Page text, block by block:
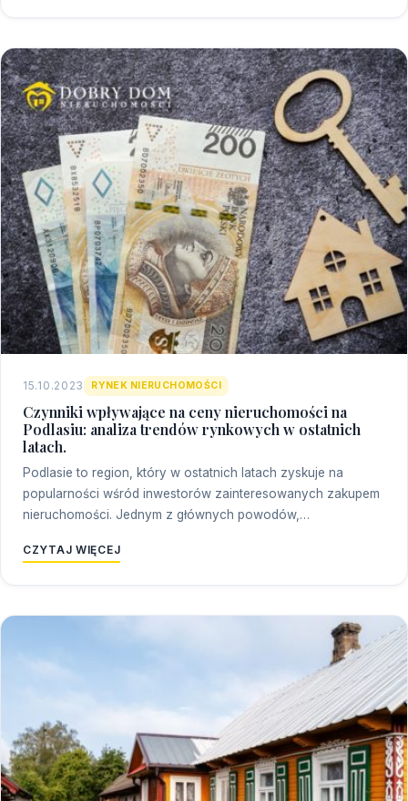
15.10.2023 RYNEK NIERUCHOMOŚCI
Czynniki wpływające na ceny nieruchomości na
Podlasiu: analiza trendów rynkowych w ostatnich
latach.
Podlasie to region, który w ostatnich latach zyskuje na
popularności wśród inwestorów zainteresowanych zakupem
nieruchomości. Jednym z głównych powodów,…
CZYTAJ WIĘCEJ